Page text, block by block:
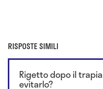
RISPOSTE SIMILI
Rigetto dopo il
evitarlo?